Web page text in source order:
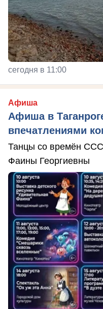
сегодня в 11:00
Афиша
Афиша в
впечатлениями
Танцы со времён
Фаины Георгиевны